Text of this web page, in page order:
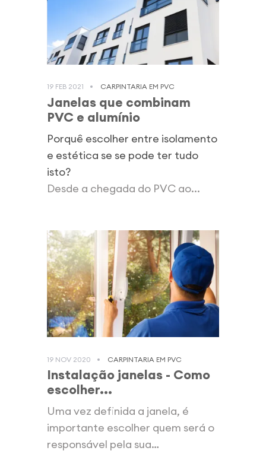
19 FEB 2021 CARPINTARIA EM PVC
Janelas que combinam
PVC e alumínio
Porquê escolher entre isolamento
e estética se se pode ter tudo
isto?
Desde a chegada do PVC ao...
19 NOV 2020 CARPINTARIA EM PVC
Instalação janelas - Como
escolher...
Uma vez definida a janela, é
importante escolher quem será o
responsável pela sua